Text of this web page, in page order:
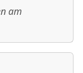
am